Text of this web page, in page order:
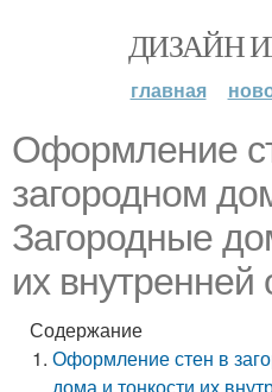
ДИЗАЙН
главная
Оформление
загородном
Загородные
их внутренней
Содержание
Оформление стен в